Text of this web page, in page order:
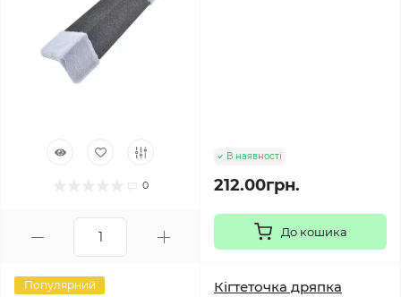
0
В наявності
212.00грн.
До кошика
Популярний
Кігтеточка дряпка